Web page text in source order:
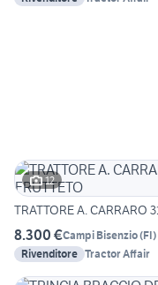
12
TRATTORE A. CARRARO
8.300 €Campi Bisenzio(FI)
Rivenditore Tractor Affair